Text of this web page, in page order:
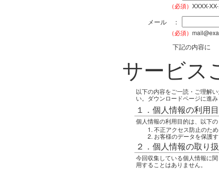
（必須） XXXX-
メール ：
（必須）
下記の内容に
サービス
以下の内容をご一読・ご理解
い。ダウンロードページに進
１．個人情報の利用
個人情報の利用目的は、以下
不正アクセス防止のため
お客様のデータを保護
２．個人情報の取り
今回収集している個人情報に
用することはありません。